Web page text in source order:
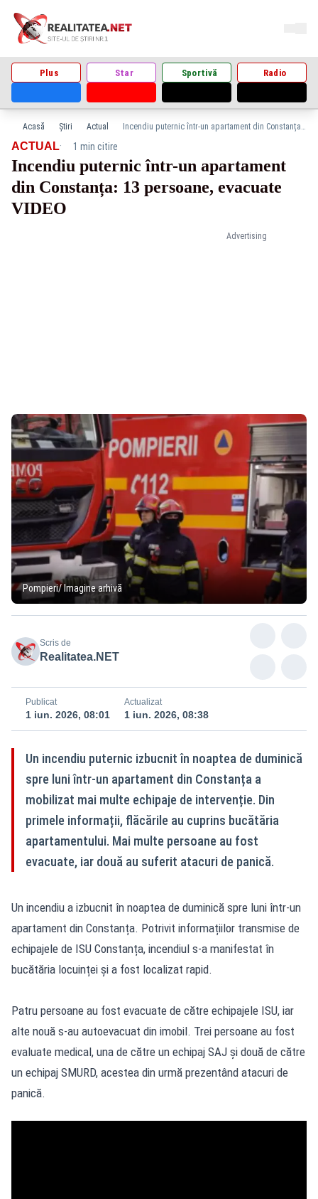
Plus Star Sportivă Radio
Acasă Știri Actual Incendiu puternic într-un apartament din Constanța: 13 persoane, evacuate VIDEO
Advertising
ACTUAL· 1 min citire
Incendiu puternic într-un apartament
din Constanța: 13 persoane, evacuate
VIDEO
Pompieri/ Imagine arhivă
Scris de
Realitatea.NET
Publicat
1 iun. 2026, 08:01
Actualizat
1 iun. 2026, 08:38
Un incendiu puternic izbucnit în noaptea de duminică
spre luni într-un apartament din Constanța a
mobilizat mai multe echipaje de intervenție. Din
primele informații, flăcările au cuprins bucătăria
apartamentului. Mai multe persoane au fost
evacuate, iar două au suferit atacuri de panică.
Un incendiu a izbucnit în noaptea de duminică spre luni într-un
apartament din Constanța. Potrivit informațiilor transmise de
echipajele de ISU Constanța, incendiul s-a manifestat în
bucătăria locuinței și a fost localizat rapid.
Patru persoane au fost evacuate de către echipajele ISU, iar
alte nouă s-au autoevacuat din imobil. Trei persoane au fost
evaluate medical, una de către un echipaj SAJ și două de către
un echipaj SMURD, acestea din urmă prezentând atacuri de
panică.